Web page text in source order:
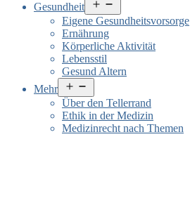
Gesundheit
öffnen
Eigene Gesundheitsvorsorge
Ernährung
Körperliche Aktivität
Lebensstil
Gesund Altern
Mehr
öffnen
Über den Tellerrand
Ethik in der Medizin
Medizinrecht nach Themen